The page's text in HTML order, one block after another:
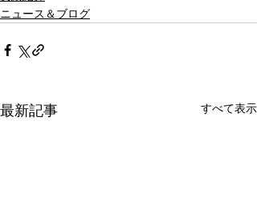
ニュース＆ブログ
最新記事 すべて表示